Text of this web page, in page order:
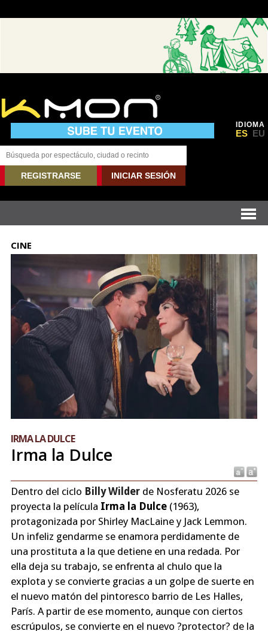
IDIOMA
ES EU
REGISTRARSE INICIAR SESIÓN
CINE
IRMA LA DULCE
Irma la Dulce
Dentro del ciclo Billy Wilderde Nosferatu 2026 se
proyecta la película Irma la Dulce(1963),
protagonizada por Shirley MacLaine y Jack Lemmon.
Un infeliz gendarme se enamora perdidamente de
una prostituta a la que detiene en una redada. Por
ella deja su trabajo, se enfrenta al chulo que la
explota y se convierte gracias a un golpe de suerte en
el nuevo matón del pintoresco barrio de Les Halles,
París. A partir de ese momento, aunque con ciertos
escrúpulos, se convierte en el nuevo ?protector? de la